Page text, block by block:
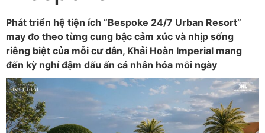
Phát triển hệ tiện ích “Bespoke 24/7 Urban Resort”
may đo theo từng cung bậc cảm xúc và nhịp sống
riêng biệt của mỗi cư dân, Khải Hoàn Imperial mang
đến kỳ nghỉ đậm dấu ấn cá nhân hóa mỗi ngày